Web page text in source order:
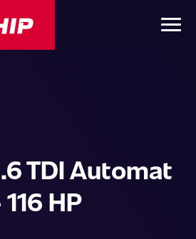
TDI Automat
HP